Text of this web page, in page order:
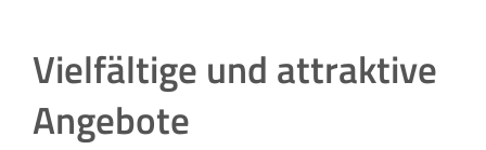
Vielfältige und attraktive
Angebote